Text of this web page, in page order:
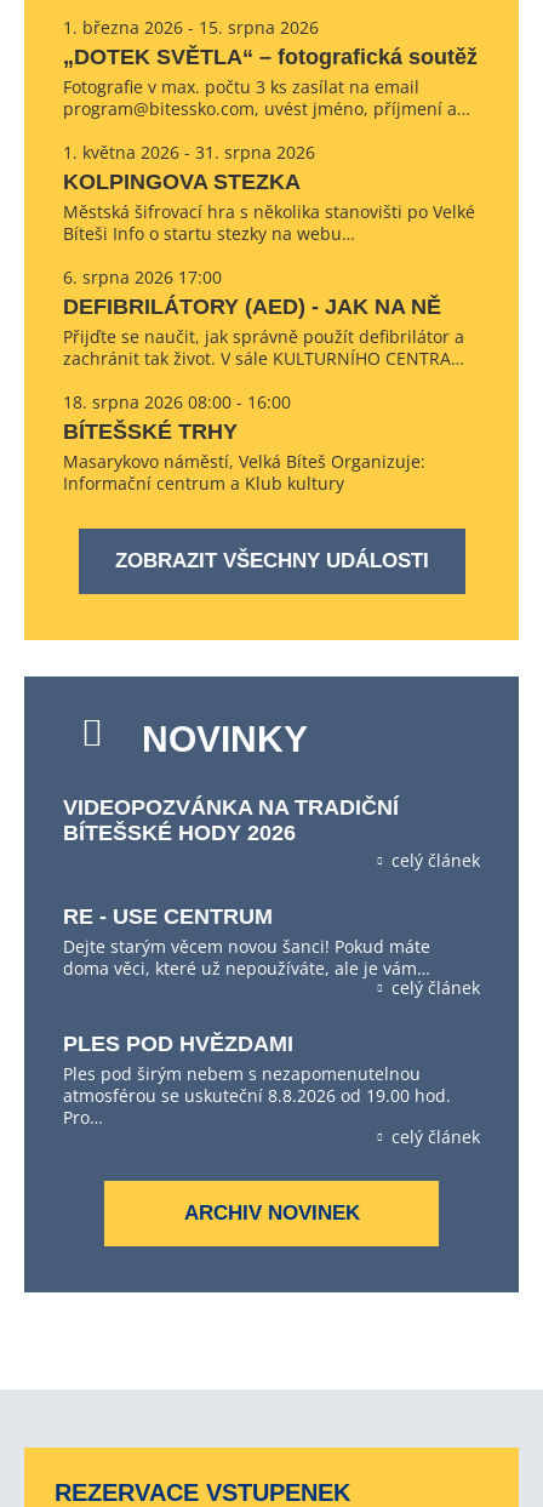
1. března 2026 - 15. srpna 2026
„DOTEK SVĚTLA“ – fotografická soutěž
Fotografie v max. počtu 3 ks zasílat na email
program@bitessko.com, uvést jméno, příjmení a…
1. května 2026 - 31. srpna 2026
KOLPINGOVA STEZKA
Městská šifrovací hra s několika stanovišti po Velké
Bíteši Info o startu stezky na webu…
6. srpna 2026 17:00
DEFIBRILÁTORY (AED) - JAK NA NĚ
Přijďte se naučit, jak správně použít defibrilátor a
zachránit tak život. V sále KULTURNÍHO CENTRA…
18. srpna 2026 08:00 - 16:00
BÍTEŠSKÉ TRHY
Masarykovo náměstí, Velká Bíteš Organizuje:
Informační centrum a Klub kultury
ZOBRAZIT VŠECHNY UDÁLOSTI
NOVINKY
VIDEOPOZVÁNKA NA TRADIČNÍ
BÍTEŠSKÉ HODY 2026
celý článek
RE - USE CENTRUM
Dejte starým věcem novou šanci! Pokud máte
doma věci, které už nepoužíváte, ale je vám…
celý článek
PLES POD HVĚZDAMI
Ples pod širým nebem s nezapomenutelnou
atmosférou se uskuteční 8.8.2026 od 19.00 hod.
Pro…
celý článek
ARCHIV NOVINEK
REZERVACE VSTUPENEK